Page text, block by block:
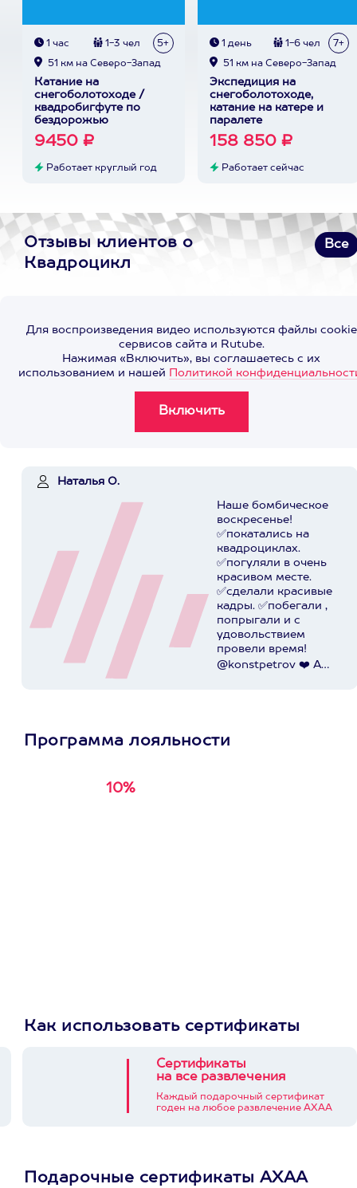
1 час 1-3 чел 5+
51 км на Северо-Запад
Катание на
снегоболотоходе /
квадробигфуте по
бездорожью
9450 ₽
Работает круглый год
1 день 1-6 чел 7+
51 км на Северо-Запад
Экспедиция на
снегоболотоходе,
катание на катере и
паралете
158 850 ₽
Работает сейчас
Отзывы клиентов о
Квадроцикл
Все
Для воспроизведения видео используются файлы cookie
сервисов сайта и Rutube.
Нажимая «Включить», вы соглашаетесь с их
использованием и нашей Политикой
Наталья О.
Наше бомбическое
воскресенье!
✅покатались на
квадроциклах.
✅погуляли в очень
красивом месте.
✅сделали красивые
кадры. ✅побегали ,
попрыгали и с
удовольствием
провели время!
@konstpetrov ❤️ А
Программа лояльности
10%
Как использовать сертификаты
Сертификаты
на все развлечения
Каждый подарочный сертификат
годен на любое развлечение АХАА
Подарочные сертификаты АХАА